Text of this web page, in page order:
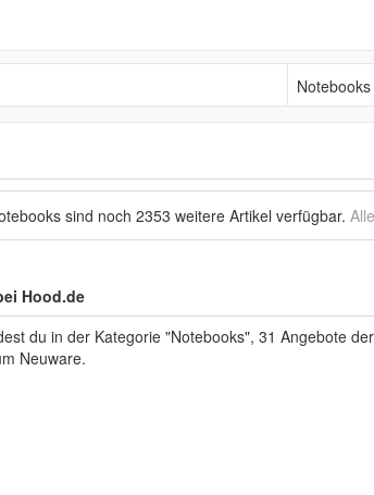
Notebooks
sind noch 2353 weitere Artikel verfügbar.
Hood.de
du in der Kategorie "Notebooks", 31 Angebote
Neuware.